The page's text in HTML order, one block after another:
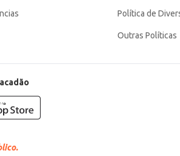
Política de
Outras Políticas